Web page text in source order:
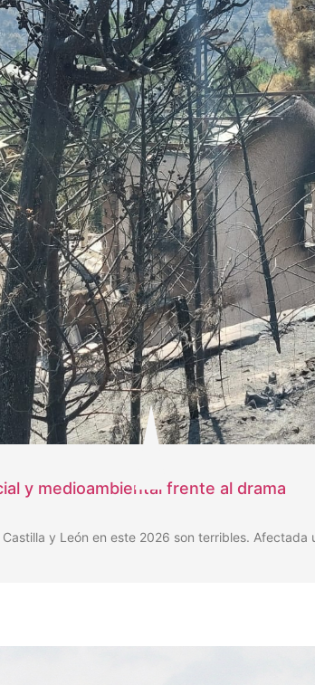
y medioambiental frente al drama
y León en este 2026 son terribles. Afectada